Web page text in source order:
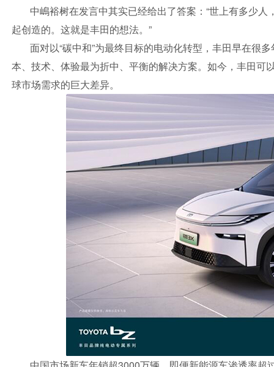
中嶋裕树在发言中其实已经给出了答案：“世上有多少
起创造的。这就是丰田的想法。”
面对以“碳中和”为最终目标的电动化转型，丰田早在很
本、技术、体验最为折中、平衡的解决方案。如今，丰田
球市场需求的巨大差异。